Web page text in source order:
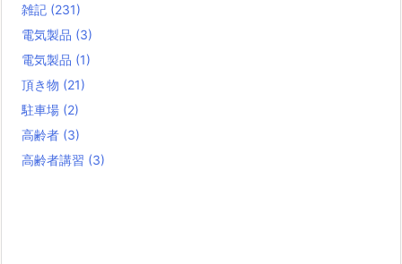
雑記 (231)
電気製品 (3)
電気製品 (1)
頂き物 (21)
駐車場 (2)
高齢者 (3)
高齢者講習 (3)